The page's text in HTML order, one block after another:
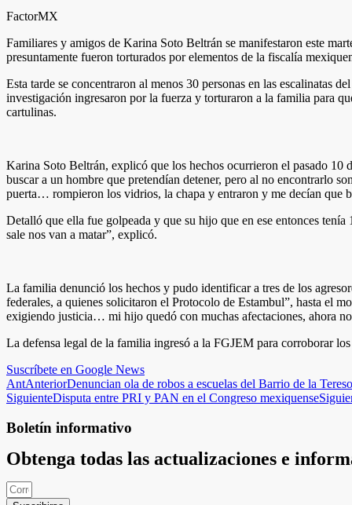
FactorMX
Familiares y amigos de Karina Soto Beltrán se manifestaron este
presuntamente fueron torturados por elementos de la fiscalía
Esta tarde se concentraron al menos 30 personas en las escalinatas
investigación ingresaron por la fuerza y torturaron a la familia para
cartulinas.
Karina Soto Beltrán, explicó que los hechos ocurrieron el pasado 10
buscar a un hombre que pretendían detener, pero al no encontrarlo
puerta… rompieron los vidrios, la chapa y entraron y me decían que
Detalló que ella fue golpeada y que su hijo que en ese entonces
sale nos van a matar”, explicó.
La familia denunció los hechos y pudo identificar a tres de los
federales, a quienes solicitaron el Protocolo de Estambul”, hasta el
exigiendo justicia… mi hijo quedó con muchas afectaciones, ahora
La defensa legal de la familia ingresó a la FGJEM para corroborar
Suscríbete en Google News
AntAnteriorDenuncian ola de robos a escuelas del Barrio de la
SiguienteDisputa entre PRI y PAN en el Congreso mexiquense
Boletín informativo
Obtenga todas las actualizaciones e